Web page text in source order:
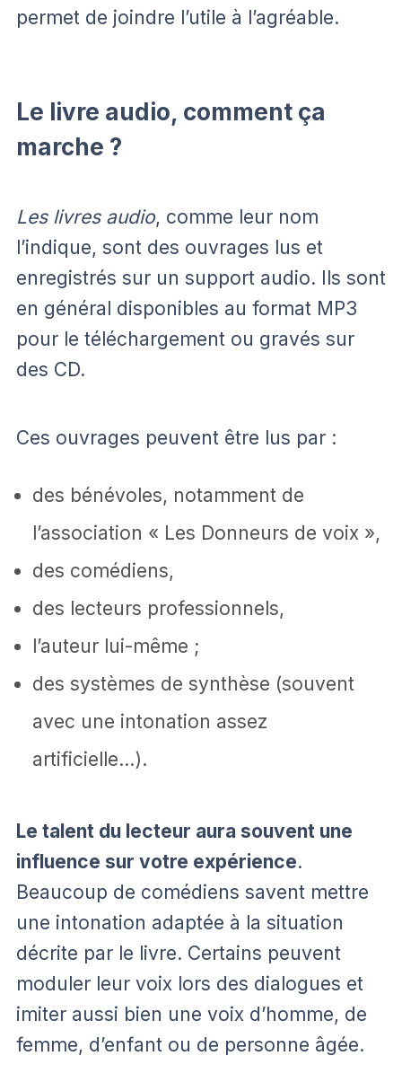
permet de joindre l’utile à l’agréable.
Le livre audio, comment ça
marche ?
Les livres audio, comme leur nom
l’indique, sont des ouvrages lus et
enregistrés sur un support audio. Ils sont
en général disponibles au format MP3
pour le téléchargement ou gravés sur
des CD.
Ces ouvrages peuvent être lus par :
des bénévoles, notamment de
l’association « Les Donneurs de voix »,
des comédiens,
des lecteurs professionnels,
l’auteur lui-même ;
des systèmes de synthèse (souvent
avec une intonation assez
artificielle…).
Le talent du lecteur aura souvent une
influence sur votre expérience.
Beaucoup de comédiens savent mettre
une intonation adaptée à la situation
décrite par le livre. Certains peuvent
moduler leur voix lors des dialogues et
imiter aussi bien une voix d’homme, de
femme, d’enfant ou de personne âgée.